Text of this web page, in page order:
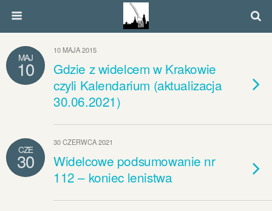
MAJ
10
10 MAJA 2015
Gdzie z widelcem w Krakowie
czyli Kalendarium (aktualizacja
30.06.2021)
CZE
30
30 CZERWCA 2021
Widelcowe podsumowanie nr
112 – koniec lenistwa